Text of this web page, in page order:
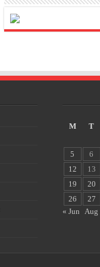
M
T
5
6
12
13
19
20
26
27
« Jun
Aug